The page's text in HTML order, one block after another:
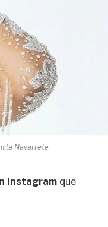
Navarrete
Instagram que